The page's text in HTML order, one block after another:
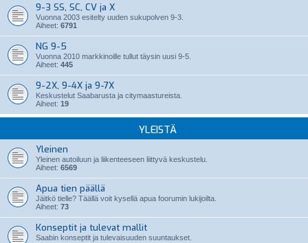
9-3 SS, SC, CV ja X
Vuonna 2003 esitelty uuden sukupolven 9-3.
Aiheet: 6791
NG 9-5
Vuonna 2010 markkinoille tullut täysin uusi 9-5.
Aiheet: 445
9-2X, 9-4X ja 9-7X
Keskustelut Saabarusta ja citymaastureista.
Aiheet: 19
YLEISTÄ
Yleinen
Yleinen autoiluun ja liikenteeseen liittyvä keskustelu.
Aiheet: 6569
Apua tien päällä
Jäitkö tielle? Täällä voit kysellä apua foorumin lukijoilta.
Aiheet: 73
Konseptit ja tulevat mallit
Saabin konseptit ja tulevaisuuden suuntaukset.